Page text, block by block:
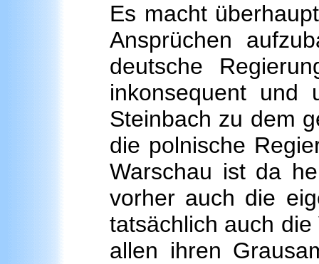
Es macht
Ansprüchen
deutsche
inkonsequent
Steinbach zu dem
die polnische
Warschau ist da
vorher auch die
tatsächlich auch
allen ihren